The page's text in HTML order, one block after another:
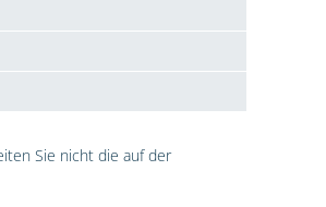
Sie nicht die auf der